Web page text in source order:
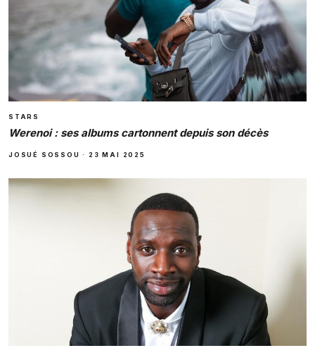
STARS
Werenoi : ses albums cartonnent depuis son décès
JOSUÉ SOSSOU · 23 MAI 2025